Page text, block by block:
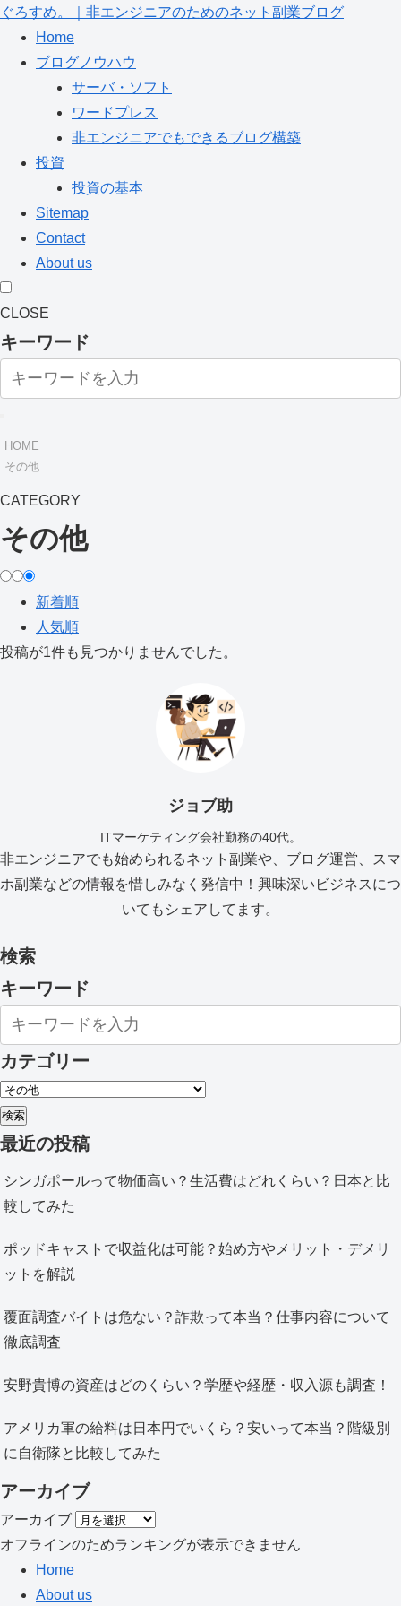
ぐろすめ。｜非エンジニアのためのネット副業ブログ
Home
ブログノウハウ
サーバ・ソフト
ワードプレス
非エンジニアでもできるブログ構築
投資
投資の基本
Sitemap
Contact
About us
CLOSE
キーワード
HOME
その他
CATEGORY
その他
新着順
人気順
投稿が1件も見つかりませんでした。
ジョブ助
ITマーケティング会社勤務の40代。
非エンジニアでも始められるネット副業や、ブログ運営、スマ
ホ副業などの情報を惜しみなく発信中！興味深いビジネスにつ
いてもシェアしてます。
検索
キーワード
カテゴリー
検索
最近の投稿
シンガポールって物価高い？生活費はどれくらい？日本と比
較してみた
ポッドキャストで収益化は可能？始め方やメリット・デメリ
ットを解説
覆面調査バイトは危ない？詐欺って本当？仕事内容について
徹底調査
安野貴博の資産はどのくらい？学歴や経歴・収入源も調査！
アメリカ軍の給料は日本円でいくら？安いって本当？階級別
に自衛隊と比較してみた
アーカイブ
アーカイブ
オフラインのためランキングが表示できません
Home
About us